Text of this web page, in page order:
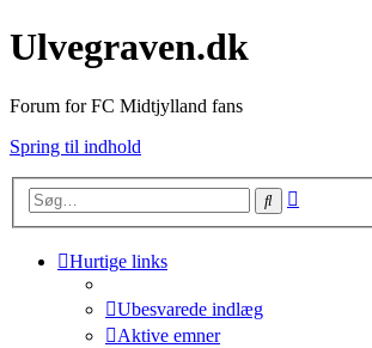
Ulvegraven.dk
Forum for FC Midtjylland fans
Spring til indhold
Søg
Hurtige links
Ubesvarede indlæg
Aktive emner